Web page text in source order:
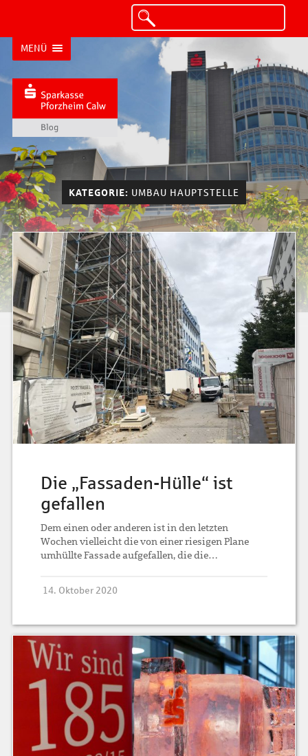
MENÜ
KATEGORIE: UMBAU HAUPTSTELLE
Die „Fassaden-Hülle“ ist
gefallen
Dem einen oder anderen ist in den letzten
Wochen vielleicht die von einer riesigen Plane
umhüllte Fassade aufgefallen, die die…
14. Oktober 2020